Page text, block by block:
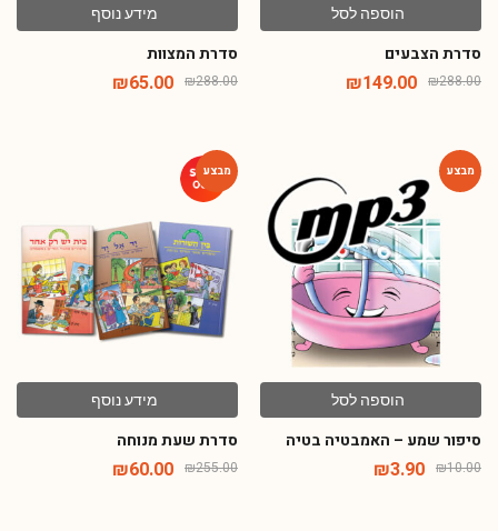
הוספה לסל
סדרת הצבעים
₪288.00
₪149.00
מידע נוסף
סדרת המצוות
₪288.00
₪65.00
הוספה לסל
סיפור שמע – האמבטיה בטיה
₪10.00
₪3.90
מידע נוסף
סדרת שעת מנוחה
₪255.00
₪60.00